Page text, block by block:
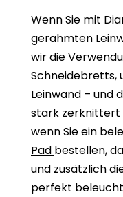
Wenn Sie mit
gerahmten
wir die
Schneidebretts,
Leinwand – und
stark zerknittert
wenn Sie ein
Pad bestellen,
und zusätzlich
perfekt